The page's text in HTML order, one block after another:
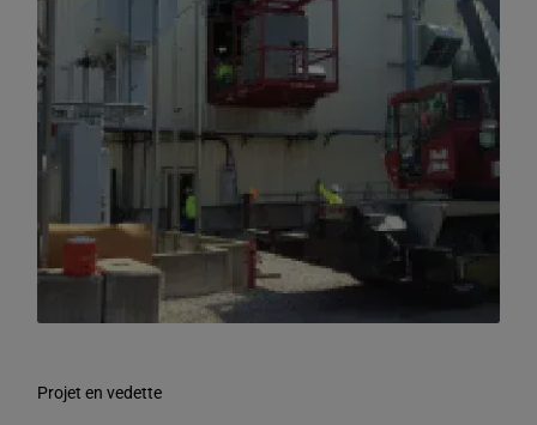
Projet en vedette